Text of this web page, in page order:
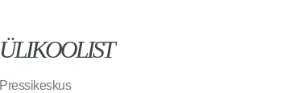
ÜLIKOOLIST
Pressikeskus